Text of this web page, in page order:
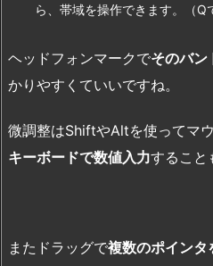
ら、帯域を操作できます。（Q
ヘッドフォンマークでそのバン
かりやすくていいですね。
微調整はShiftやAltを使ってマ
キーボードで数値入力すること
またドラッグで複数のポインタ